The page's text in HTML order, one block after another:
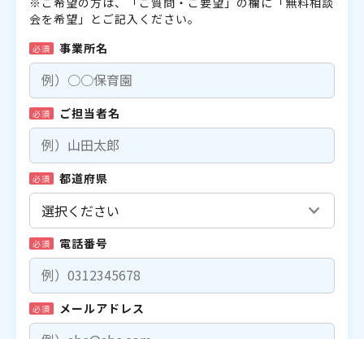
会を希望」とご記入ください。
必須 事業所名
必須 ご担当者名
必須 都道府県
必須 電話番号
必須 メールアドレス